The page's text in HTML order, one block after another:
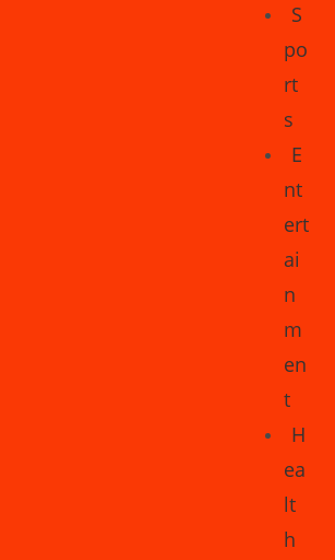
S
po
rt
s
E
nt
ert
ai
n
m
en
t
H
ea
lt
h